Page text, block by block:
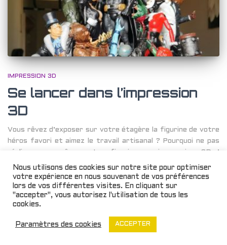
IMPRESSION 3D
Se lancer dans l’impression
3D
Vous rêvez d’exposer sur votre étagère la figurine de votre
héros favori et aimez le travail artisanal ? Pourquoi ne pas
réaliser vous-même votre figurine en impression 3D !
Découvrez comment créer une impression 3D et démystifiez
une pratique accessible à tous.
Par Sarah Munoz , il y a 5 ans
Nous utilisons des cookies sur notre site pour optimiser
votre expérience en nous souvenant de vos préférences
lors de vos différentes visites. En cliquant sur
"accepter", vous autorisez l'utilisation de tous les
cookies.
Paramètres des cookies ACCEPTER